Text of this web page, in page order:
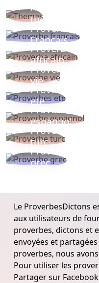
Autres
thèmes
Proverbe
Français
Proverbe
africain
Proverbe
vie
Proverbes
ete
Proverbe
espagnol
Proverbe
turc
Proverbe
grec
Le ProverbesDictons
aux utilisateurs de
proverbes, dictons et
envoyées et
proverbes, nous
Pour utiliser les
Partager sur Facebook